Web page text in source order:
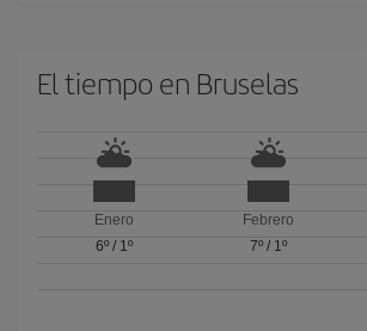
El tiempo en Bruselas
Enero
6º/ 1º
Febrero
7º/ 1º